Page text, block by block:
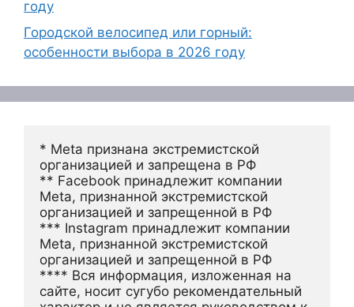
году
Городской велосипед или горный:
особенности выбора в 2026 году
* Meta признана экстремистской
организацией и запрещена в РФ
** Facebook принадлежит компании
Meta, признанной экстремистской
организацией и запрещенной в РФ
*** Instagram принадлежит компании
Meta, признанной экстремистской
организацией и запрещенной в РФ
**** Вся информация, изложенная на
сайте, носит сугубо рекомендательный